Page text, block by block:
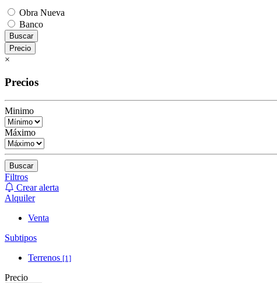
Obra Nueva
Banco
Buscar
Precio
×
Precios
Minimo
Máximo
Buscar
Filtros
Crear alerta
Alquiler
Venta
Subtipos
Terrenos [1]
Precio